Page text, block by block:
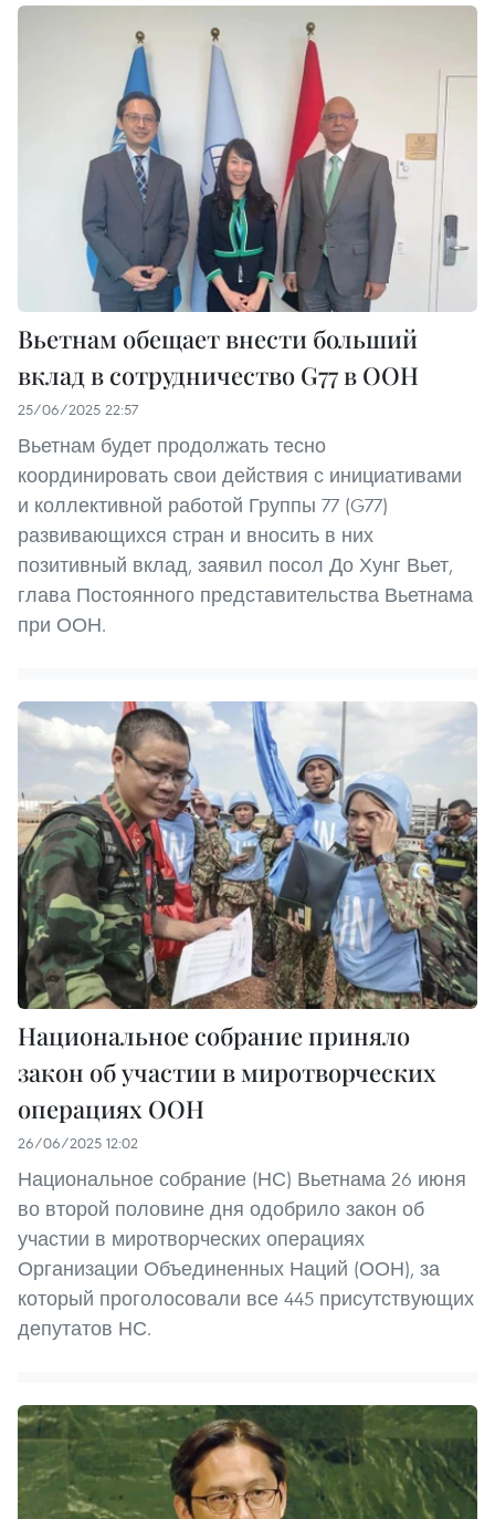
Вьетнам обещает внести больший
вклад в сотрудничество G77 в ООН
25/06/2025 22:57
Вьетнам будет продолжать тесно
координировать свои действия с инициативами
и коллективной работой Группы 77 (G77)
развивающихся стран и вносить в них
позитивный вклад, заявил посол До Хунг Вьет,
глава Постоянного представительства Вьетнама
при ООН.
Национальное собрание приняло
закон об участии в миротворческих
операциях ООН
26/06/2025 12:02
Национальное собрание (НС) Вьетнама 26 июня
во второй половине дня одобрило закон об
участии в миротворческих операциях
Организации Объединенных Наций (ООН), за
который проголосовали все 445 присутствующих
депутатов НС.